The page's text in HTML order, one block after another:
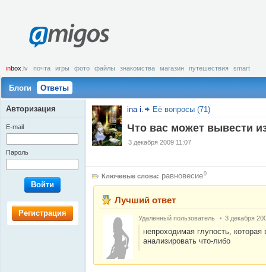
amigos
inbox .lv почта игры фото файлы знакомства магазин путешествия smart
Блоги Ответы
ina i. Её вопросы (71)
Что вас может вывести
3 декабря 2009 11:07
Ключевые слова: равновесие0
Лучший ответ
Удалённый пользователь 3 декабря
непроходимая глупость, которая
анализировать что-либо
Авторизация
E-mail
Пароль
Войти
Регистрация